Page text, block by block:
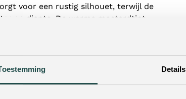
Details
voor een rustig silhouet, terwijl de
en diepte. De warme mosterdtint
mooi combineren met hout, stof en
dat het volledige ontwerp – van blad
onderstel sluit naadloos
krachtig object vormt. Dankzij de